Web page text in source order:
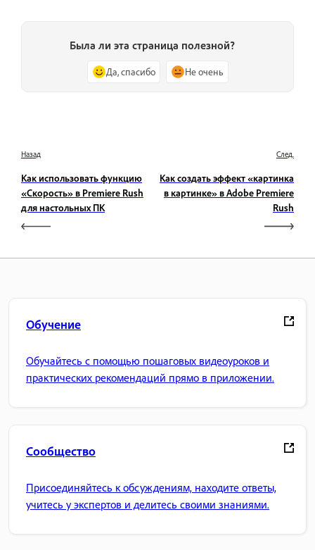
Была ли эта страница полезной?
Да, спасибо Не очень
Назад
Как использовать функцию
«Скорость» в Premiere Rush
для настольных ПК
След.
Как создать эффект «картинка
в картинке» в Adobe Premiere
Rush
Обучение
Обучайтесь с помощью пошаговых видеоуроков и
практических рекомендаций прямо в приложении.
Сообщество
Присоединяйтесь к обсуждениям, находите ответы,
учитесь у экспертов и делитесь своими знаниями.